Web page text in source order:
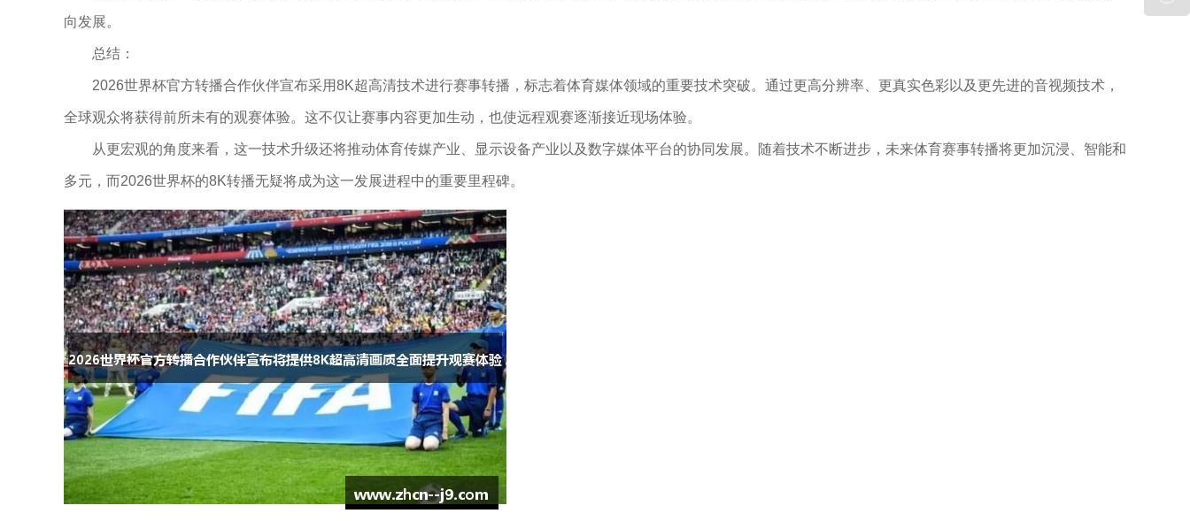
向发展。
总结：
2026世界杯官方转播合作伙伴宣布采用8K超高清技术进行赛事转播，标志着体育媒体领域的重要技术突破。通过更高分辨率、更真实色彩以及更先进的音视频技术，
全球观众将获得前所未有的观赛体验。这不仅让赛事内容更加生动，也使远程观赛逐渐接近现场体验。
从更宏观的角度来看，这一技术升级还将推动体育传媒产业、显示设备产业以及数字媒体平台的协同发展。随着技术不断进步，未来体育赛事转播将更加沉浸、智能和
多元，而2026世界杯的8K转播无疑将成为这一发展进程中的重要里程碑。